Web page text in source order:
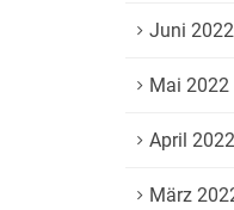
Juni 2022
Mai 2022
April 2022
März